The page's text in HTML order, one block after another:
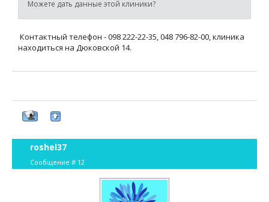
Можете дать данные этой клиники?
Контактный телефон - 098 222-22-35, 048 796-82-00, клиника
находиться на Дюковской 14.
roshel37
Сообщение # 12